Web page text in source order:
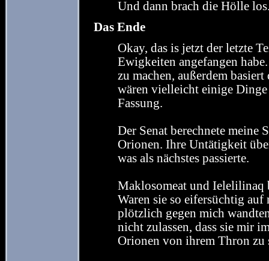
Und dann brach die Hölle
Das Ende
Okay, das is jetzt der letzte
Ewigkeiten angefangen
zu machen, außerdem
wären vielleicht einige Dinge
Fassung.
Der Senat berechnete meine
Orionen. Ihre Untätigkeit
was als nächstes passierte.
Maklosomeat und Ielelilinaq
Waren sie so eifersüchtig auf
plötzlich gegen mich
nicht zulassen, dass sie mir
Orionen von ihrem Thron zu